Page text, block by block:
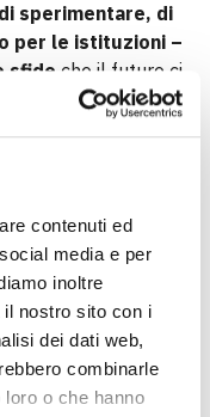
contenuti ed
media e per
inoltre
nostro sito con i
dei dati web,
combinarle
o che hanno
sperimentare, di
per le istituzioni –
sfide che il futuro ci
di unTerzo
del nostro
, che fanno
al tema della
cultura contenitiva;
di quella
dello scarto”; ai
familiarità.